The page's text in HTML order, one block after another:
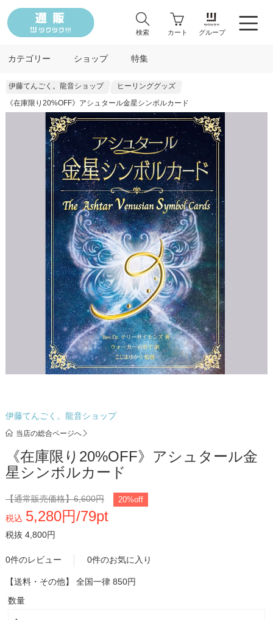
検索 カート グループ
カテゴリー ショップ 特集
伊藤てんごく。龍音ショップ
ヒーリンググッズ
《在庫限り20%OFF》アシュタール金星シンボルカード
伊藤てんごく。龍音ショップ
当店の総合ページへ
《在庫限り20%OFF》アシュタール金
星シンボルカード
【通常販売価格】6,600円 20%off
税込 5,280円/79pt
税抜 4,800円
0件のレビュー 0件のお気に入り
【送料・その他】 全国一律 850円
数量